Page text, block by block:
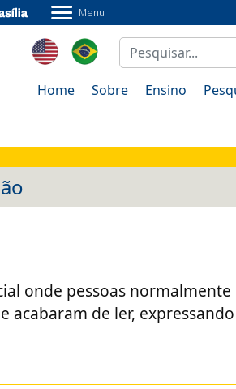
Menu
Extensão Pessoas Documentos
Home Sobre Ensino
onde pessoas
de ler,